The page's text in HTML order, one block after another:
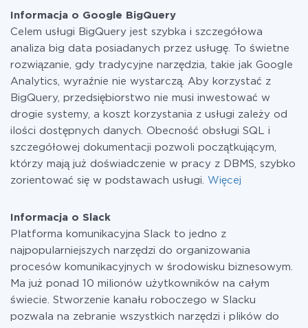
w razie potrzeby przełączyć się na płatną. Więcej
informacji otaryfach.
Informacja o Google BigQuery
Celem usługi BigQuery jest szybka i szczegółowa
analiza big data posiadanych przez usługę. To świetne
rozwiązanie, gdy tradycyjne narzędzia, takie jak Google
Analytics, wyraźnie nie wystarczą. Aby korzystać z
BigQuery, przedsiębiorstwo nie musi inwestować w
drogie systemy, a koszt korzystania z usługi zależy od
ilości dostępnych danych. Obecność obsługi SQL i
szczegółowej dokumentacji pozwoli początkującym,
którzy mają już doświadczenie w pracy z DBMS, szybko
zorientować się w podstawach usługi. Więcej
Informacja o Slack
Platforma komunikacyjna Slack to jedno z
najpopularniejszych narzędzi do organizowania
procesów komunikacyjnych w środowisku biznesowym.
Ma już ponad 10 milionów użytkowników na całym
świecie. Stworzenie kanału roboczego w Slacku
pozwala na zebranie wszystkich narzędzi i plików do